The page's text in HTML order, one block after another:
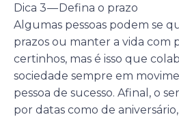
Dica 3 — Defina o prazo
Algumas pessoas podem se
prazos ou manter a vida com
certinhos, mas é isso que
sociedade sempre em
pessoa de sucesso. Afinal, o
por datas como de